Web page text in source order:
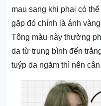
mau sang khi phai có
gặp đó chính là ánh
Tông màu này thường
da từ trung bình đến
tuýp da ngăm thì nên